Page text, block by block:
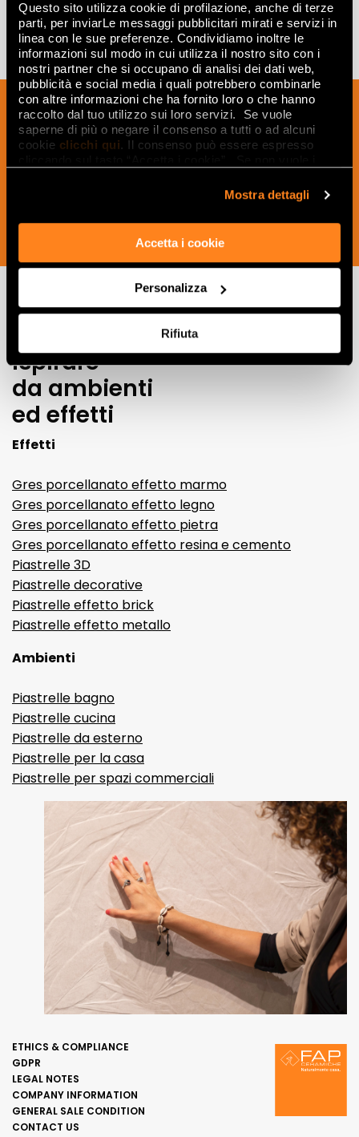
Questo sito utilizza cookie di profilazione, anche di terze
parti, per inviarLe messaggi pubblicitari mirati e servizi in
linea con le sue preferenze. Condividiamo inoltre le
informazioni sul modo in cui utilizza il nostro sito con i
nostri partner che si occupano di analisi dei dati web,
pubblicità e social media i quali potrebbero combinarle
con altre informazioni che ha fornito loro o che hanno
raccolto dal tuo utilizzo sui loro servizi. Se vuole
saperne di più o negare il consenso a tutti o ad alcuni
cookie clicchi qui. Il consenso può essere espresso
Mostra dettagli
Accetta i cookie
Personalizza
Rifiuta
Sign up to our newsletter to receive
news, updates and ideas creatives from
the world of ceramics and interior
design.
ispirare
da ambienti
ed effetti
Effetti
Gres porcellanato effetto marmo
Gres porcellanato effetto legno
Gres porcellanato effetto pietra
Gres porcellanato effetto resina e cemento
Piastrelle 3D
Piastrelle decorative
Piastrelle effetto brick
Piastrelle effetto metallo
Ambienti
Piastrelle bagno
Piastrelle cucina
Piastrelle da esterno
Piastrelle per la casa
Piastrelle per spazi commerciali
ETHICS & COMPLIANCE
GDPR
LEGAL NOTES
COMPANY INFORMATION
GENERAL SALE CONDITION
CONTACT US